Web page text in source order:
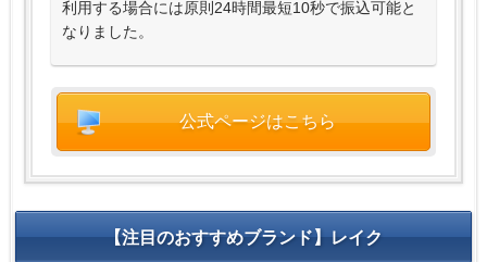
利用する場合には原則24時間最短10秒で振込可能と
なりました。
公式ページはこちら
【注目のおすすめブランド】レイク